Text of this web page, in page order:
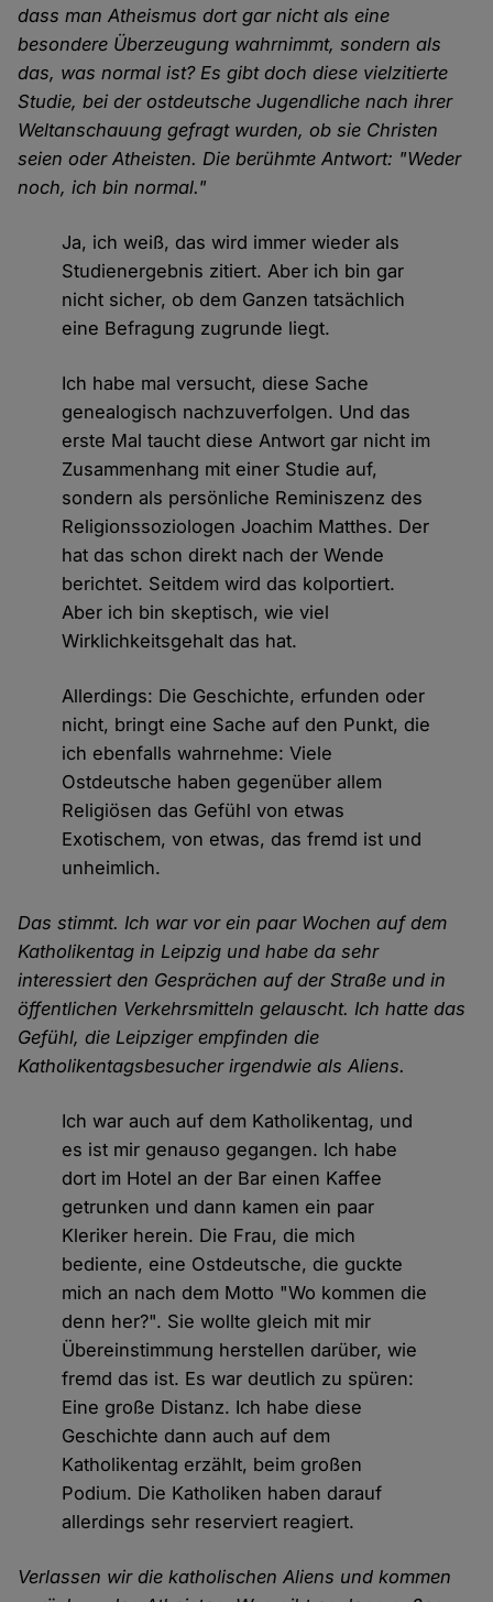
dass man Atheismus dort gar nicht als eine
besondere Überzeugung wahrnimmt, sondern als
das, was normal ist? Es gibt doch diese vielzitierte
Studie, bei der ostdeutsche Jugendliche nach ihrer
Weltanschauung gefragt wurden, ob sie Christen
seien oder Atheisten. Die berühmte Antwort: "Weder
noch, ich bin normal."
Ja, ich weiß, das wird immer wieder als
Studienergebnis zitiert. Aber ich bin gar
nicht sicher, ob dem Ganzen tatsächlich
eine Befragung zugrunde liegt.
Ich habe mal versucht, diese Sache
genealogisch nachzuverfolgen. Und das
erste Mal taucht diese Antwort gar nicht im
Zusammenhang mit einer Studie auf,
sondern als persönliche Reminiszenz des
Religionssoziologen Joachim Matthes. Der
hat das schon direkt nach der Wende
berichtet. Seitdem wird das kolportiert.
Aber ich bin skeptisch, wie viel
Wirklichkeitsgehalt das hat.
Allerdings: Die Geschichte, erfunden oder
nicht, bringt eine Sache auf den Punkt, die
ich ebenfalls wahrnehme: Viele
Ostdeutsche haben gegenüber allem
Religiösen das Gefühl von etwas
Exotischem, von etwas, das fremd ist und
unheimlich.
Das stimmt. Ich war vor ein paar Wochen auf dem
Katholikentag in Leipzig und habe da sehr
interessiert den Gesprächen auf der Straße und in
öffentlichen Verkehrsmitteln gelauscht. Ich hatte das
Gefühl, die Leipziger empfinden die
Katholikentagsbesucher irgendwie als Aliens.
Ich war auch auf dem Katholikentag, und
es ist mir genauso gegangen. Ich habe
dort im Hotel an der Bar einen Kaffee
getrunken und dann kamen ein paar
Kleriker herein. Die Frau, die mich
bediente, eine Ostdeutsche, die guckte
mich an nach dem Motto "Wo kommen die
denn her?". Sie wollte gleich mit mir
Übereinstimmung herstellen darüber, wie
fremd das ist. Es war deutlich zu spüren:
Eine große Distanz. Ich habe diese
Geschichte dann auch auf dem
Katholikentag erzählt, beim großen
Podium. Die Katholiken haben darauf
allerdings sehr reserviert reagiert.
Verlassen wir die katholischen Aliens und kommen